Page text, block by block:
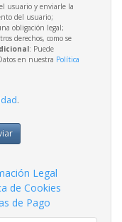
usuario y enviarle la
del usuario;
obligación legal;
derechos, como se
: Puede
en nuestra Política
.
Legal
de Cookies
de Pago